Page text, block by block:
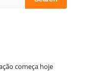
começa hoje